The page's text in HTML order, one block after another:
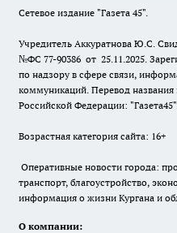
Сетевое издание "Газета 45".
Учредитель Аккуратнова Ю.С.
№ФС 77-90386 от 25.11.2025.
по надзору в сфере связи,
коммуникаций. Перевод названия
Российской Федерации: "Газета45".
Возрастная категория сайта: 16+
Оперативные новости города:
транспорт, благоустройство,
информация о жизни Кургана и
О компании: